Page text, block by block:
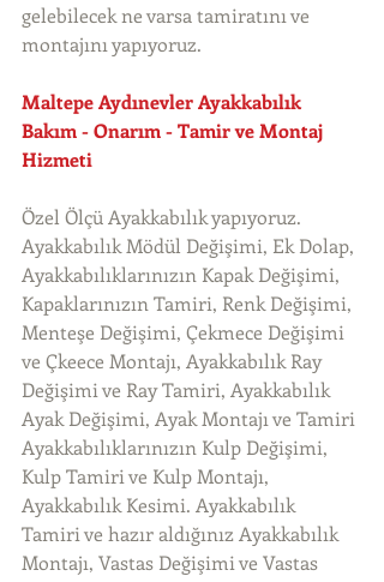
gelebilecek ne varsa tamiratını ve
montajını yapıyoruz.
Maltepe Aydınevler Ayakkabılık
Bakım - Onarım - Tamir ve Montaj
Hizmeti
Özel Ölçü Ayakkabılık yapıyoruz.
Ayakkabılık Mödül Değişimi, Ek Dolap,
Ayakkabılıklarınızın Kapak Değişimi,
Kapaklarınızın Tamiri, Renk Değişimi,
Menteşe Değişimi, Çekmece Değişimi
ve Çkeece Montajı, Ayakkabılık Ray
Değişimi ve Ray Tamiri, Ayakkabılık
Ayak Değişimi, Ayak Montajı ve Tamiri
Ayakkabılıklarınızın Kulp Değişimi,
Kulp Tamiri ve Kulp Montajı,
Ayakkabılık Kesimi. Ayakkabılık
Tamiri ve hazır aldığınız Ayakkabılık
Montajı, Vastas Değişimi ve Vastas